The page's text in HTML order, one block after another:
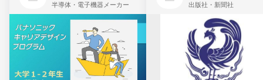
半導体・電子機器メーカー 出版社・新聞社